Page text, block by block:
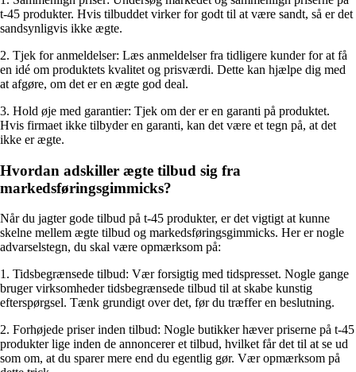
t-45 produkter. Hvis tilbuddet virker for godt til at være sandt, så er det
sandsynligvis ikke ægte.
2. Tjek for anmeldelser: Læs anmeldelser fra tidligere kunder for at få
en idé om produktets kvalitet og prisværdi. Dette kan hjælpe dig med
at afgøre, om det er en ægte god deal.
3. Hold øje med garantier: Tjek om der er en garanti på produktet.
Hvis firmaet ikke tilbyder en garanti, kan det være et tegn på, at det
ikke er ægte.
Hvordan adskiller ægte tilbud sig fra
markedsføringsgimmicks?
Når du jagter gode tilbud på t-45 produkter, er det vigtigt at kunne
skelne mellem ægte tilbud og markedsføringsgimmicks. Her er nogle
advarselstegn, du skal være opmærksom på:
1. Tidsbegrænsede tilbud: Vær forsigtig med tidspresset. Nogle gange
bruger virksomheder tidsbegrænsede tilbud til at skabe kunstig
efterspørgsel. Tænk grundigt over det, før du træffer en beslutning.
2. Forhøjede priser inden tilbud: Nogle butikker hæver priserne på t-45
produkter lige inden de annoncerer et tilbud, hvilket får det til at se ud
som om, at du sparer mere end du egentlig gør. Vær opmærksom på